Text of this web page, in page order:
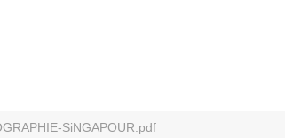
SiNGAPOUR.pdf